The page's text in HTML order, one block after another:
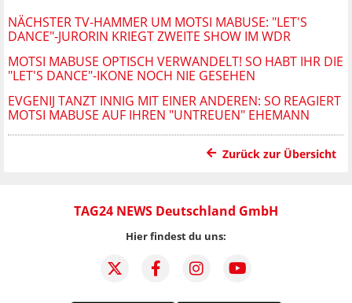
NÄCHSTER TV-HAMMER UM MOTSI MABUSE: "LET'S
DANCE"-JURORIN KRIEGT ZWEITE SHOW IM WDR
MOTSI MABUSE OPTISCH VERWANDELT! SO HABT IHR DIE
"LET'S DANCE"-IKONE NOCH NIE GESEHEN
EVGENIJ TANZT INNIG MIT EINER ANDEREN: SO REAGIERT
MOTSI MABUSE AUF IHREN "UNTREUEN" EHEMANN
Zurück zur Übersicht
TAG24 NEWS Deutschland GmbH
Hier findest du uns: